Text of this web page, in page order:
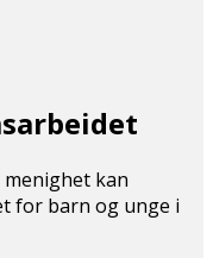
kan
for barn og unge i